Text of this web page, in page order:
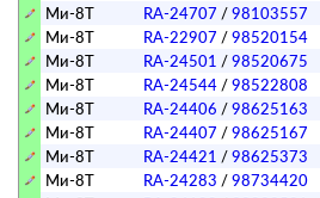
Ми-8Т
RA-24707 /98103557
Ми-8Т
RA-22907 /98520154
Ми-8Т
RA-24501 /98520675
Ми-8Т
RA-24544 /98522808
Ми-8Т
RA-24406 /98625163
Ми-8Т
RA-24407 /98625167
Ми-8Т
RA-24421 /98625373
Ми-8Т
RA-24283 /98734420